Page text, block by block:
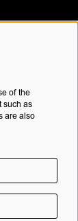
of the
such as
are also